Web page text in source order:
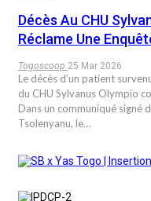
Décès Au CHU
Réclame Une
Togoscoop 25 Mar 2026
Le décès d’un patient
du CHU Sylvanus Olympio
Dans un communiqué signé
Tsolenyanu, le…